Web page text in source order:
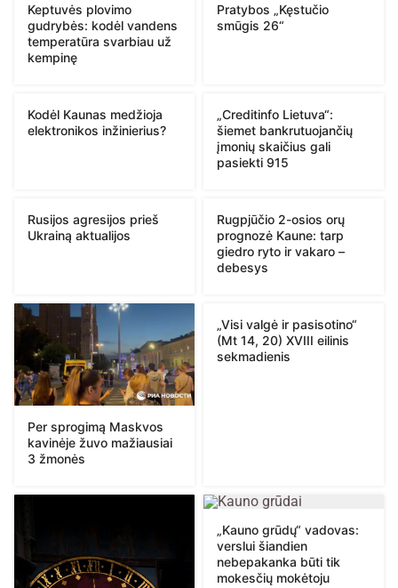
Keptuvės plovimo
gudrybės: kodėl vandens
temperatūra svarbiau už
kempinę
Pratybos „Kęstučio
smūgis 26“
Kodėl Kaunas medžioja
elektronikos inžinierius?
„Creditinfo Lietuva“:
šiemet bankrutuojančių
įmonių skaičius gali
pasiekti 915
Rusijos agresijos prieš
Ukrainą aktualijos
Rugpjūčio 2-osios orų
prognozė Kaune: tarp
giedro ryto ir vakaro –
debesys
Per sprogimą Maskvos
kavinėje žuvo mažiausiai
3 žmonės
„Visi valgė ir pasisotino“
(Mt 14, 20) XVIII eilinis
sekmadienis
„Kauno grūdų“ vadovas:
verslui šiandien
nebepakanka būti tik
mokesčių mokėtoju